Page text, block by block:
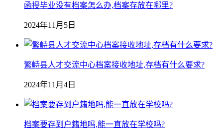
函授毕业没有档案怎么办,档案存放在哪里?
2024年11月5日
繁峙县人才交流中心档案接收地址,存档有什么要求?
2024年11月4日
档案要存到户籍地吗,能一直放在学校吗?